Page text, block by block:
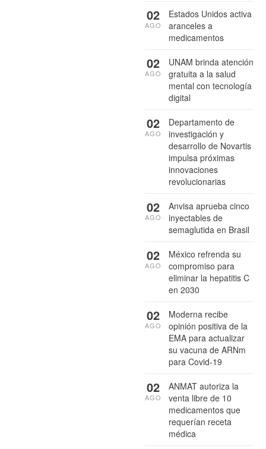
Estados Unidos activa
aranceles a
medicamentos
02
AGO
UNAM brinda atención
gratuita a la salud
mental con tecnología
digital
02
AGO
Departamento de
investigación y
desarrollo de Novartis
impulsa próximas
innovaciones
revolucionarias
02
AGO
Anvisa aprueba cinco
inyectables de
semaglutida en Brasil
02
AGO
México refrenda su
compromiso para
eliminar la hepatitis C
en 2030
02
AGO
Moderna recibe
opinión positiva de la
EMA para actualizar
su vacuna de ARNm
para Covid-19
02
AGO
ANMAT autoriza la
venta libre de 10
medicamentos que
requerían receta
médica
02
AGO